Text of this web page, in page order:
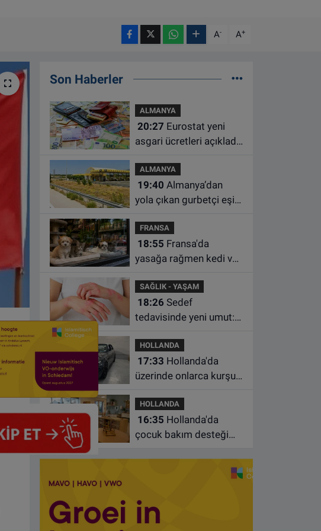
A- A+
Son Haberler
ALMANYA
20:27
asgari ücretleri açıkladı:
sıraya yükseldi
ALMANYA
19:40
yola çıkan gurbetçi eşini
istasyonunda unuttu
FRANSA
18:55
yasağa rağmen kedi ve
shoplara hayvan başına
1.500 euro ceza
SAĞLIK - YAŞAM
18:26
tedavisinde yeni umut:
iyileşmediği bulundu
HOLLANDA
17:33
üzerinde onlarca kurşun
euroya satışa çıktı
HOLLANDA
16:35
çocuk bakım desteği
hâlâ ek ödeme yapıyor